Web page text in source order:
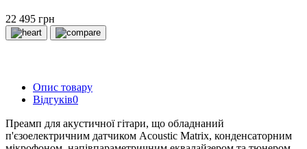
22 495 грн
Опис товару
Відгуків0
Преамп для акустичної гітари, що обладнаний
п'єзоелектричним датчиком Acoustic Matrix, конденсаторним